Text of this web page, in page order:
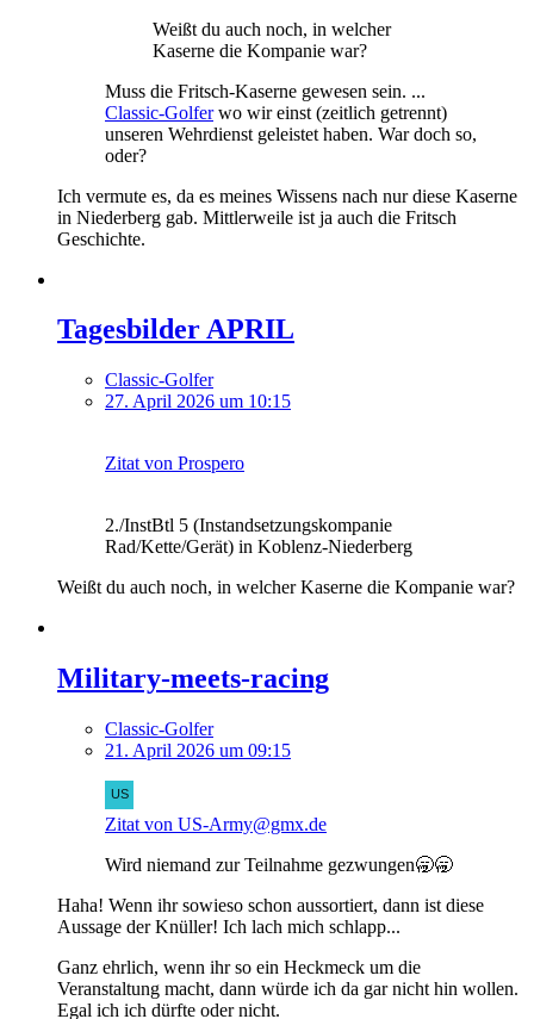
Weißt du auch noch, in welcher
Kaserne die Kompanie war?
Muss die Fritsch-Kaserne gewesen sein. ...
Classic-Golferwo wir einst (zeitlich getrennt)
unseren Wehrdienst geleistet haben. War doch so,
oder?
Ich vermute es, da es meines Wissens nach nur diese Kaserne
in Niederberg gab. Mittlerweile ist ja auch die Fritsch
Geschichte.
Tagesbilder APRIL
Classic-Golfer
27. April 2026 um 10:15
Zitat von Prospero
2./InstBtl 5 (Instandsetzungskompanie
Rad/Kette/Gerät) in Koblenz-Niederberg
Weißt du auch noch, in welcher Kaserne die Kompanie war?
Military-meets-racing
Classic-Golfer
21. April 2026 um 09:15
Zitat von US-Army@gmx.de
Wird niemand zur Teilnahme gezwungen🥱🥱
Haha! Wenn ihr sowieso schon aussortiert, dann ist diese
Aussage der Knüller! Ich lach mich schlapp...
Ganz ehrlich, wenn ihr so ein Heckmeck um die
Veranstaltung macht, dann würde ich da gar nicht hin wollen.
Egal ich ich dürfte oder nicht.